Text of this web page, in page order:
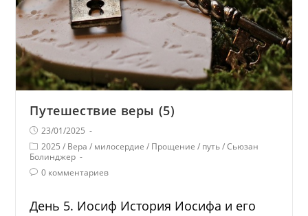
Путешествие веры (5)
23/01/2025
2025 / Вера / милосердие / Прощение / путь / Сьюзан
Болинджер
0 комментариев
День 5. Иосиф История Иосифа и его